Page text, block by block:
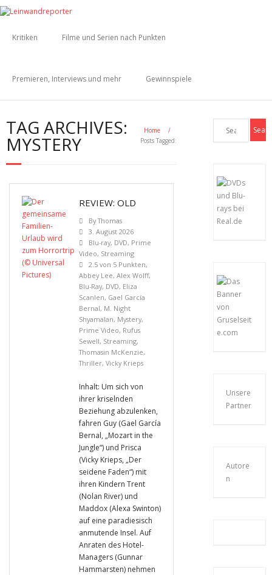
Kritiken Filme und Serien nach Punkten
Premieren, Interviews und mehr Gewinnspiele
TAG ARCHIVES:
MYSTERY
Home
/
Posts Tagged:
REVIEW: OLD
ByThomas
3. August 2026
Blu-ray, DVD, Prime
Video, Streaming
2.5 von 5 Punkten,
Abbey Lee, Alex Wolff,
Blu-Ray, DVD, Eliza
Scanlen, Gael García
Bernal, M. Night
Shyamalan, Mystery,
Prime Video, Rufus
Sewell, Streaming,
Thomasin McKenzie,
Thriller, Vicky Krieps
Inhalt: Um sich von
ihrer kriselnden
Beziehung abzulenken,
fahren Guy (Gael García
Bernal, „Mozart in the
Jungle“) und Prisca
(Vicky Krieps, „Der
seidene Faden“) mit
ihren Kindern Trent
(Nolan River) und
Maddox (Alexa Swinton)
auf eine paradiesisch
anmutende Insel. Auf
Anraten des Hotel-
Managers (Gunnar
Hammarsten) nehmen
Unsere
Partner
Autore
n